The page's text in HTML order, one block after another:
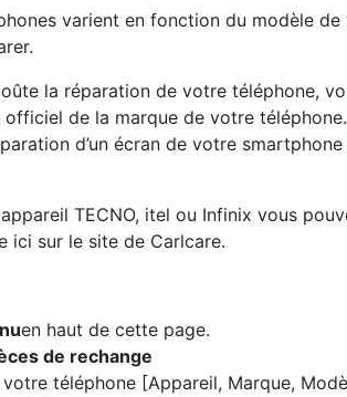
varient en fonction du modèle
la réparation de votre téléphone,
de la marque de votre
d’un écran de votre
TECNO, itel ou Infinix vous
ici sur le site de Carlcare.
en haut de cette page.
de rechange
téléphone [Appareil, Marque,